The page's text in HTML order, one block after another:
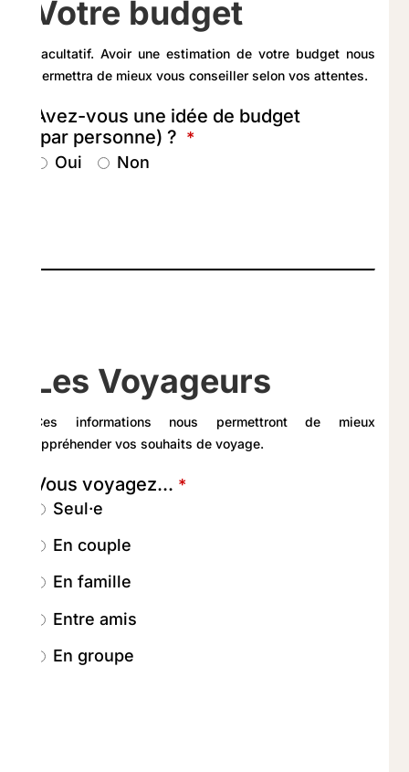
Votre budget
Facultatif. Avoir une estimation de votre budget nous
permettra de mieux vous conseiller selon vos attentes.
Avez-vous une idée de budget
(par personne) ? *
Oui
Non
Les Voyageurs
Ces informations nous permettront de mieux
appréhender vos souhaits de voyage.
Vous voyagez... *
Seul·e
En couple
En famille
Entre amis
En groupe